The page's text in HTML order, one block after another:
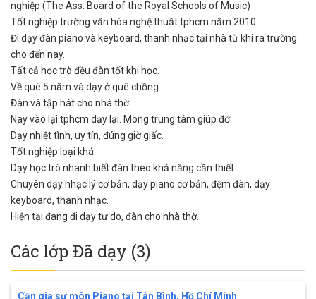
nghiệp (The Ass. Board of the Royal Schools of Music)
Tốt nghiệp trường văn hóa nghệ thuật tphcm năm 2010
Đi dạy đàn piano và keyboard, thanh nhạc tại nhà từ khi ra trường
cho đến nay.
Tất cả học trò đều đàn tốt khi học.
Về quê 5 năm và dạy ở quê chồng.
Đàn và tập hát cho nhà thờ.
Nay vào lại tphcm dạy lại. Mong trung tâm giúp đỡ
Dạy nhiệt tình, uy tín, đúng giờ giấc.
Tốt nghiệp loại khá.
Dạy học trò nhanh biết đàn theo khả năng cần thiết.
Chuyên dạy nhạc lý cơ bản, dạy piano cơ bản, đệm đàn, dạy
keyboard, thanh nhạc.
Hiện tại đang đi dạy tự do, đàn cho nhà thờ..
Các lớp Đã dạy (3)
Cần gia sư môn Piano tại Tân Bình, Hồ Chí Minh